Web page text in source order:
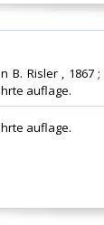
B. Risler , 1867
auflage.‎
auflage.‎